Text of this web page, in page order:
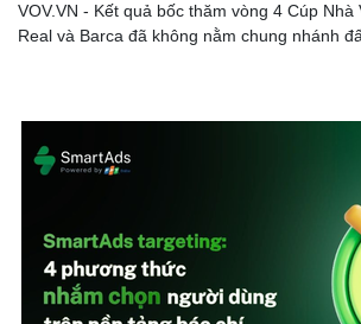
VOV.VN - Kết quả bốc thăm vòng 4 Cúp Nhà
Real và Barca đã không nằm chung nhánh